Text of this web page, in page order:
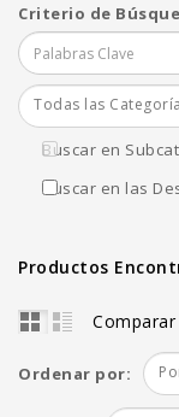
Criterio de
Todas las
Buscar en
Buscar en las
Productos
Ordenar por: